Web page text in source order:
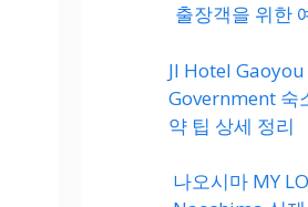
출장객을 위한
JI Hotel
Government 숙
약 팁 상세 정리
나오시마 MY